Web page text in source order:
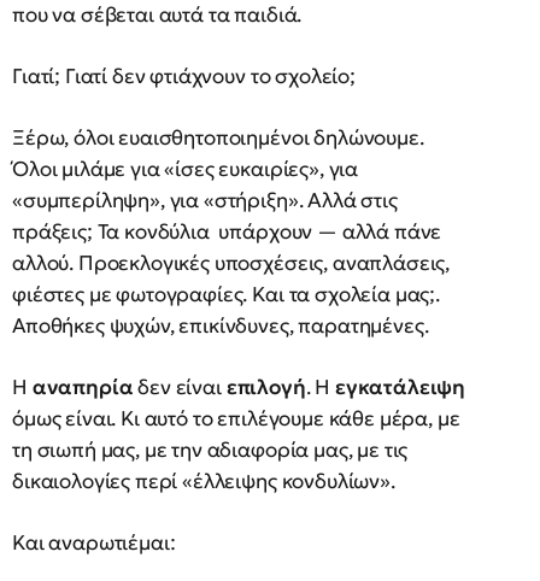
που να σέβεται αυτά τα παιδιά.
Γιατί; Γιατί δεν φτιάχνουν το σχολείο;
Ξέρω, όλοι ευαισθητοποιημένοι δηλώνουμε.
Όλοι μιλάμε για «ίσες ευκαιρίες», για
«συμπερίληψη», για «στήριξη». Αλλά στις
πράξεις; Τα κονδύλια υπάρχουν — αλλά πάνε
αλλού. Προεκλογικές υποσχέσεις, αναπλάσεις,
φιέστες με φωτογραφίες. Και τα σχολεία μας;.
Αποθήκες ψυχών, επικίνδυνες, παρατημένες.
Η αναπηρίαδεν είναιεπιλογή. Η εγκατάλειψη
όμως είναι. Κι αυτό το επιλέγουμε κάθε μέρα, με
τη σιωπή μας, με την αδιαφορία μας, με τις
δικαιολογίες περί «έλλειψης κονδυλίων».
Και αναρωτιέμαι: